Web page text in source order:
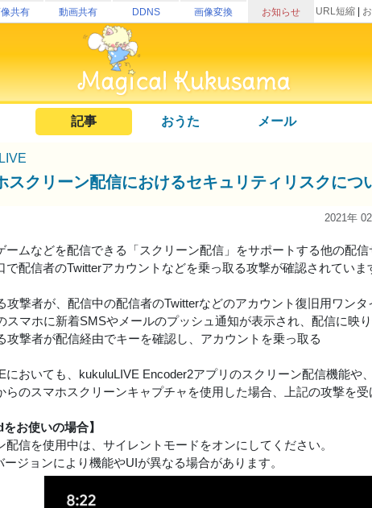
共有 動画共有 DDNS 画像変換 お知らせ URL短縮
記事 おうた メール
スクリーン配信におけるセキュリティリスクにつ
2021年
ームなどを配信できる「スクリーン配信」をサポートする他の配信
で配信者のTwitterアカウントなどを乗っ取る攻撃が確認されていま
攻撃者が、配信中の配信者のTwitterなどのアカウント復旧用ワンタ
スマホに新着SMSやメールのプッシュ通知が表示され、配信に映
攻撃者が配信経由でキーを確認し、アカウントを乗っ取る
においても、kukuluLIVE Encoder2アプリのスクリーン配信機能や、
らのスマホスクリーンキャプチャを使用した場合、上記の攻撃を受
お使いの場合】
配信を使用中は、サイレントモードをオンにしてください。
ジョンにより機能やUIが異なる場合があります。